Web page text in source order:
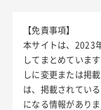
【免責事項】
本サイトは、2023
してまとめていま
しに変更または掲
は、掲載されてい
になる情報があり